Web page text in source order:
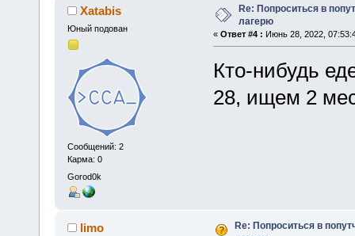
Xatabis
Юный подован
Сообщений: 2
Карма: 0
Gorod0k
Re: Попроситься в
лагерю
« Ответ #4 : Июнь 28, 2022,
Кто-нибудь
28, ищем 2
limo
Re: Попроситься в